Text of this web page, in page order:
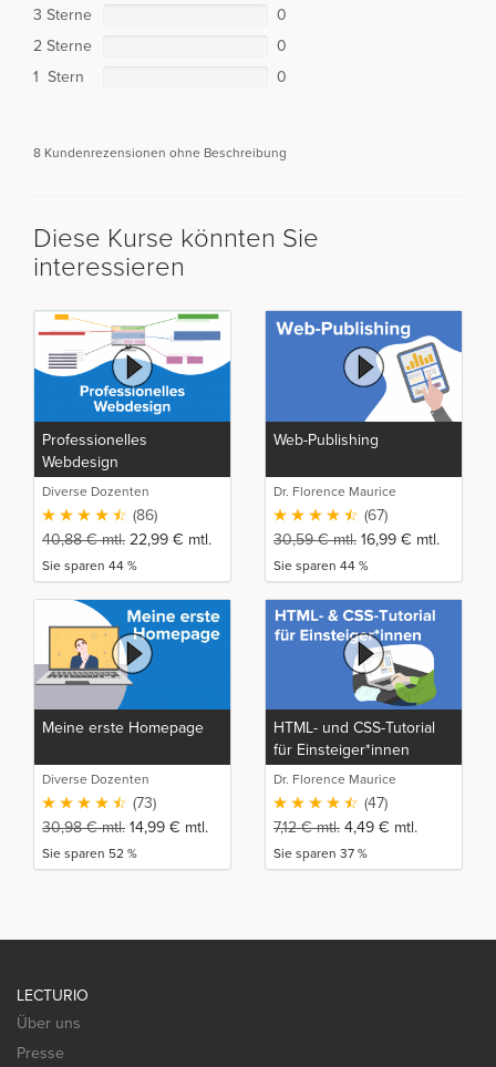
3 Sterne
0
2 Sterne
0
1 Stern
0
8 Kundenrezensionen ohne Beschreibung
Diese Kurse könnten Sie
interessieren
Professionelles
Webdesign
Diverse Dozenten
(86)
40,88€mtl. 22,99 € mtl.
Sie sparen 44 %
Web-Publishing
Dr. Florence Maurice
(67)
30,59€mtl. 16,99 € mtl.
Sie sparen 44 %
Meine erste Homepage
Diverse Dozenten
(73)
30,98€mtl. 14,99 € mtl.
Sie sparen 52 %
HTML- und CSS-Tutorial
für Einsteiger*innen
Dr. Florence Maurice
(47)
7,12€mtl. 4,49 € mtl.
Sie sparen 37 %
LECTURIO
Über uns
Presse